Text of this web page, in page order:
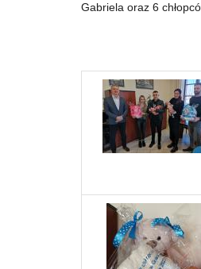
Gabriela oraz 6